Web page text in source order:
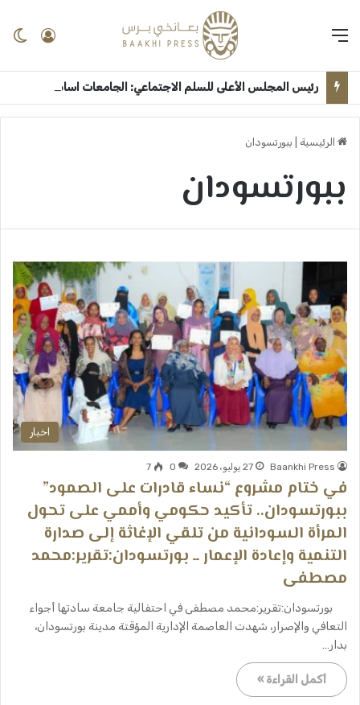
الرئيسية ببورتسودان
ببورتسودان
اخبار
Baankhi Press 27 يوليو، 2026 0
7
في ختام مشروع “نساء قادرات على الصمود”
ببورتسودان.. تأكيد حكومي وأممي على تحول
المرأة السودانية من تلقي الإغاثة إلى صدارة
التنمية وإعادة الإعمار ــ ​بورتسودان:تقرير:محمد
مصطفى
​ ​ ​بورتسودان:تقرير:محمد مصطفى في احتفالية جامعة سادتها أجواء
التعافي والإصرار، شهدت العاصمة الإدارية المؤقتة مدينة بورتسودان،
بدار…
أكمل القراءة »